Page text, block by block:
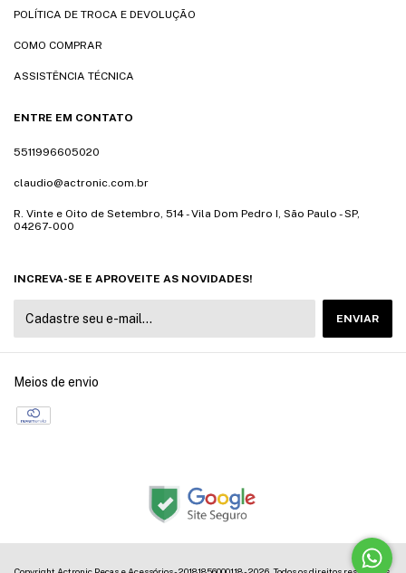
POLÍTICA DE TROCA E DEVOLUÇÃO
COMO COMPRAR
ASSISTÊNCIA TÉCNICA
ENTRE EM CONTATO
5511996605020
claudio@actronic.com.br
R. Vinte e Oito de Setembro, 514 - Vila Dom Pedro I, São Paulo - SP,
04267-000
INCREVA-SE E APROVEITE AS NOVIDADES!
Meios de envio
Copyright Actronic Peças e Acessórios - 20181856000118 - 2026. Todos os direitos reservados.